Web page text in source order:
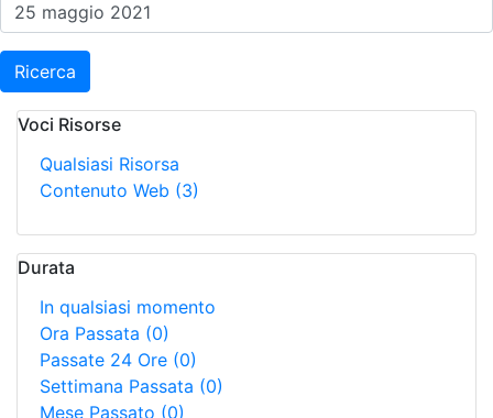
Ricerca
Voci Risorse
Qualsiasi Risorsa
Contenuto Web (3)
Durata
In qualsiasi momento
Ora Passata (0)
Passate 24 Ore (0)
Settimana Passata (0)
Mese Passato (0)